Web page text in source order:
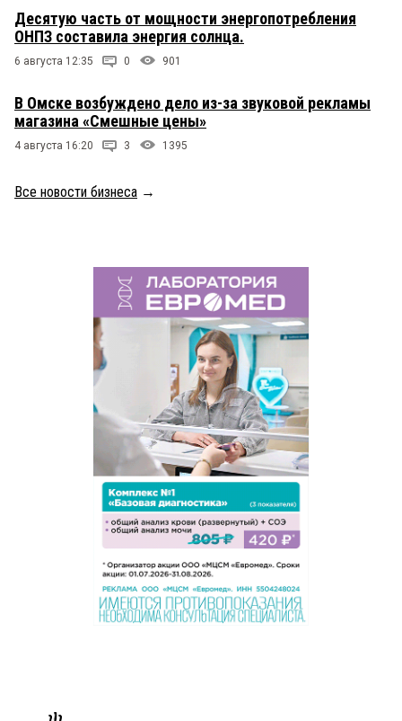
Десятую часть от мощности энергопотребления
ОНПЗ составила энергия солнца.
6 августа 12:35 0 901
В Омске возбуждено дело из-за звуковой рекламы
магазина «Смешные цены»
4 августа 16:20 3 1395
Все новости бизнеса →